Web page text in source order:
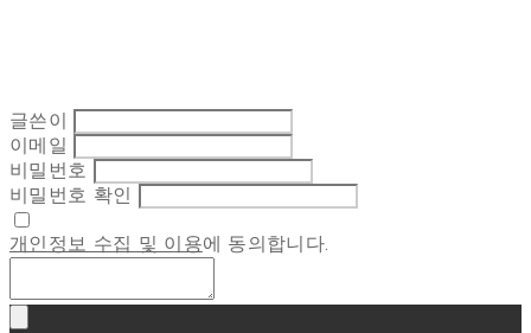
글쓴이
이메일
비밀번호
비밀번호 확인
개인정보 수집 및 이용에 동의합니다.